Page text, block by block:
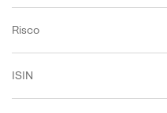
Risco
ISIN